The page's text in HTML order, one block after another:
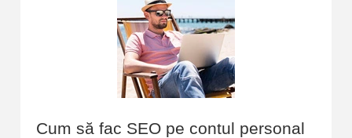
Cum să fac SEO pe contul personal